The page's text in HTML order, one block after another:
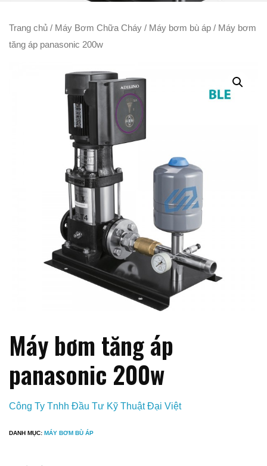
Trang chủ / Máy Bơm Chữa Cháy / Máy bơm bù áp / Máy bơm
tăng áp panasonic 200w
Máy bơm tăng áp
panasonic 200w
Công Ty Tnhh Đầu Tư Kỹ Thuật Đại Việt
DANH MỤC: MÁY BƠM BÙ ÁP